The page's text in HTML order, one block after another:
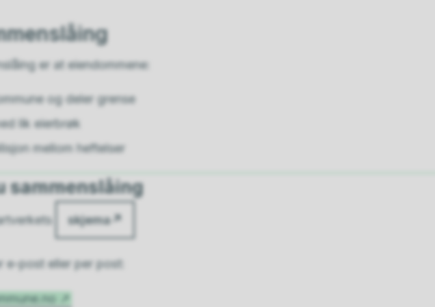
er at eiendommene:
og deler grense
lik eierbrøk
mellom heftelser
sammenslåing
skjema
e-post eller per post: